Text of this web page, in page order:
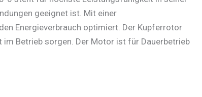
geeignet ist. Mit einer
Energieverbrauch optimiert. Der Kupferrotor
Betrieb sorgen. Der Motor ist für Dauerbetrieb